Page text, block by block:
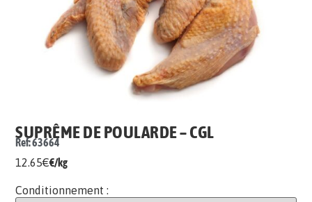
SUPRÊME DE POULARDE – CGL
Ref: 63664
12.65€€/kg
Conditionnement :